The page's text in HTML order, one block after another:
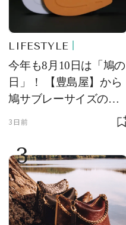
LIFESTYLE
今年も8月10日は「鳩の
日」！ 【豊島屋】から
鳩サブレーサイズのポ
ーチ「はとっこ」を限
3日前
3